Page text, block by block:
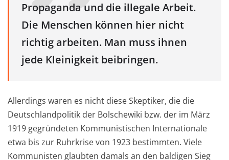
Propaganda und die illegale Arbeit.
Die Menschen können hier nicht
richtig arbeiten. Man muss ihnen
jede Kleinigkeit beibringen.
Allerdings waren es nicht diese Skeptiker, die die
Deutschlandpolitik der Bolschewiki bzw. der im März
1919 gegründeten Kommunistischen Internationale
etwa bis zur Ruhrkrise von 1923 bestimmten. Viele
Kommunisten glaubten damals an den baldigen Sieg